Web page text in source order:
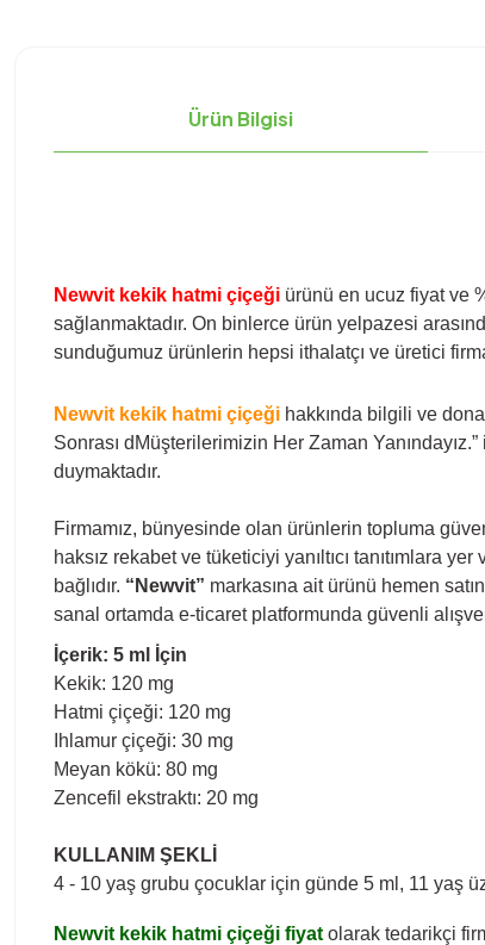
Ürün Bilgisi
Newvit kekik hatmi çiçeği ürünü en ucuz fiyat ve
sağlanmaktadır. On binlerce ürün yelpazesi
sunduğumuz ürünlerin hepsi ithalatçı ve üretici
Newvit kekik hatmi çiçeği hakkında bilgili ve
Sonrası dMüşterilerimizin Her Zaman
duymaktadır.
Firmamız, bünyesinde olan ürünlerin topluma
haksız rekabet ve tüketiciyi yanıltıcı tanıtımlara
bağlıdır. “Newvit” markasına ait ürünü hemen
sanal ortamda e-ticaret platformunda güvenli
İçerik: 5 ml İçin
Kekik: 120 mg
Hatmi çiçeği: 120 mg
Ihlamur çiçeği: 30 mg
Meyan kökü: 80 mg
Zencefil ekstraktı: 20 mg
KULLANIM ŞEKLİ
4 - 10 yaş grubu çocuklar için günde 5 ml, 11 yaş
Newvit kekik hatmi çiçeği fiyat olarak tedarikçi